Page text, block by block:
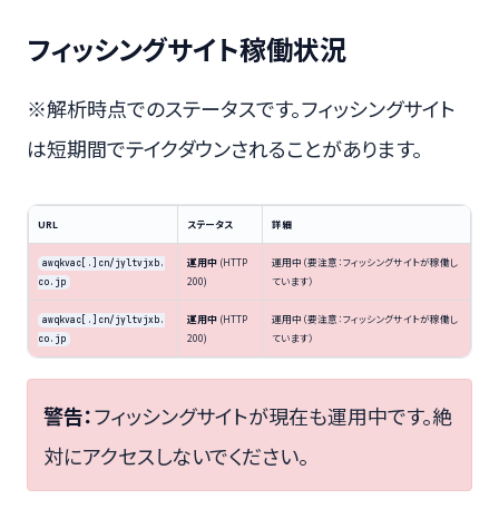
フィッシングサイト稼働状況
※解析時点でのステータスです。フィッシングサイト
は短期間でテイクダウンされることがあります。
URL ステータス 詳細
awqkvac[.]cn/jyltvjxb.
co.jp
運用中 (HTTP
200)
運用中（要注意：フィッシングサイトが稼働し
ています）
awqkvac[.]cn/jyltvjxb.
co.jp
運用中 (HTTP
200)
運用中（要注意：フィッシングサイトが稼働し
ています）
警告：フィッシングサイトが現在も運用中です。絶
対にアクセスしないでください。